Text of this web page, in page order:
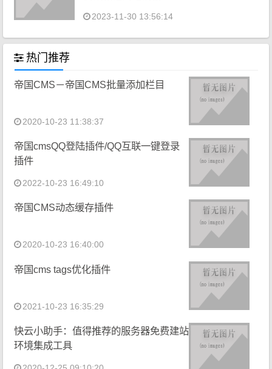
2023-11-30 13:56:14
热门推荐
帝国CMS－帝国CMS批量添加栏目
2020-10-23 11:38:37
帝国cmsQQ登陆插件/QQ互联一键登录
插件
2022-10-23 16:49:10
帝国CMS动态缓存插件
2020-10-23 16:40:00
帝国cms tags优化插件
2021-10-23 16:35:29
快云小助手：值得推荐的服务器免费建站
环境集成工具